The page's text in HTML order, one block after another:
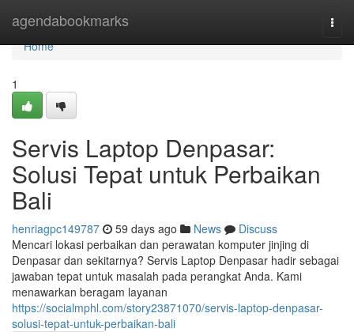
agendabookmarks
Home
Home
1
Servis Laptop Denpasar:
Solusi Tepat untuk Perbaikan
Bali
henriagpc149787 59 days ago News
Discuss
Mencari lokasi perbaikan dan perawatan komputer jinjing di
Denpasar dan sekitarnya? Servis Laptop Denpasar hadir sebagai
jawaban tepat untuk masalah pada perangkat Anda. Kami
menawarkan beragam layanan
https://socialmphl.com/story23871070/servis-laptop-denpasar-
solusi-tepat-untuk-perbaikan-bali